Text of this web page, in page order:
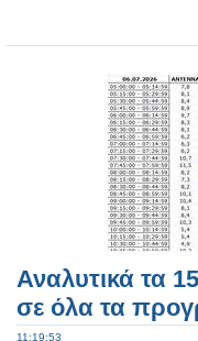
Αναλυτικά τα
σε όλα τα
11:19:53